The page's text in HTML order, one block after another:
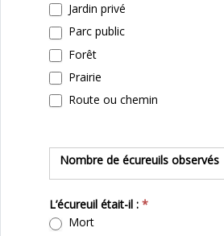
Jardin privé
Parc public
Forêt
Prairie
Route ou chemin
Nombre de écureuils observés
L’écureuil était-il : *
Mort